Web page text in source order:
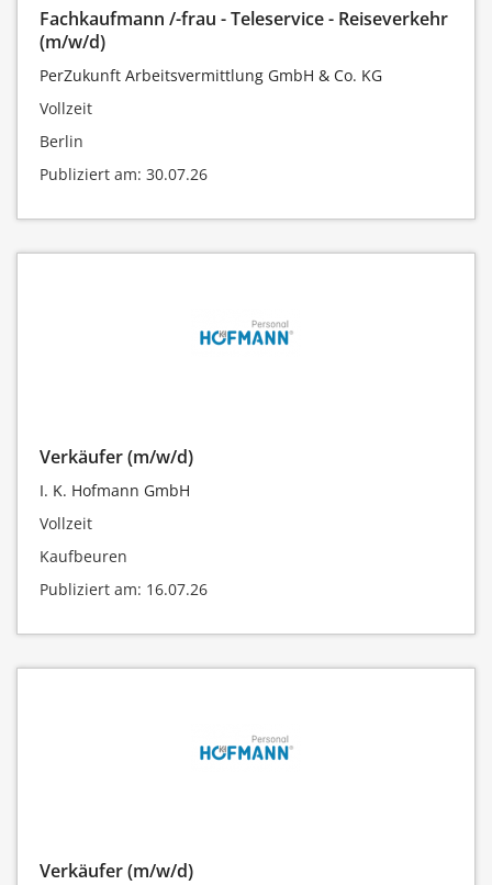
Fachkaufmann /-frau - Teleservice - Reiseverkehr
(m/w/d)
PerZukunft Arbeitsvermittlung GmbH & Co. KG
Vollzeit
Berlin
Publiziert am: 30.07.26
Verkäufer (m/w/d)
I. K. Hofmann GmbH
Vollzeit
Kaufbeuren
Publiziert am: 16.07.26
Verkäufer (m/w/d)